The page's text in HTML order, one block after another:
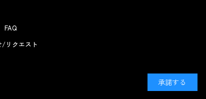
FAQ
/リクエスト
承諾する